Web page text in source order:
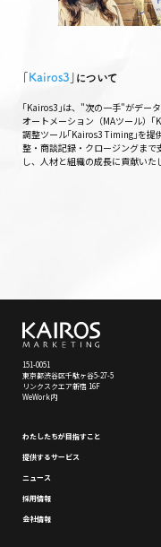
Kairos3 ｣について
｢Kairos3｣は、"次の一手"がデー
オートメーション（MAツール）
調整ツール｢Kairos3 Timing｣を提
整・商談記録・クロージングまで
し、人材と組織の成長に貢献いた
151-0051
東京都渋谷区千駄ヶ谷5-27-5
リンクスクエア新宿 16F
WeWork内
わたしたちが⽬指すこと
提供するサービス
ニュース
採⽤情報
会社情報